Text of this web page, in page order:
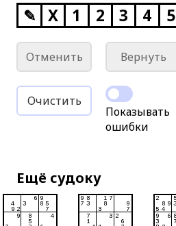
✎ X 1 2 3 4 5
Отменить Вернуть
Очистить
Показывать
ошибки
Ещё судоку